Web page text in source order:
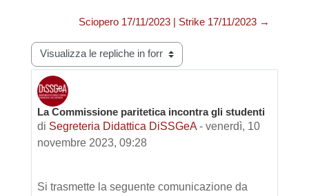
Sciopero 17/11/2023 | Strike 17/11/2023 →
Modalità visualizzazione
La Commissione paritetica incontra gli studenti
di Segreteria Didattica DiSSGeA - venerdì, 10
novembre 2023, 09:28
Numero di risposte: 0
Si trasmette la seguente comunicazione da